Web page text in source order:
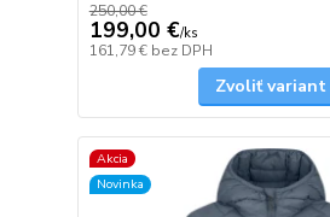
250,00 €
199,00 €/ks
161,79 € bez DPH
Zvoliť variant
Akcia
Novinka